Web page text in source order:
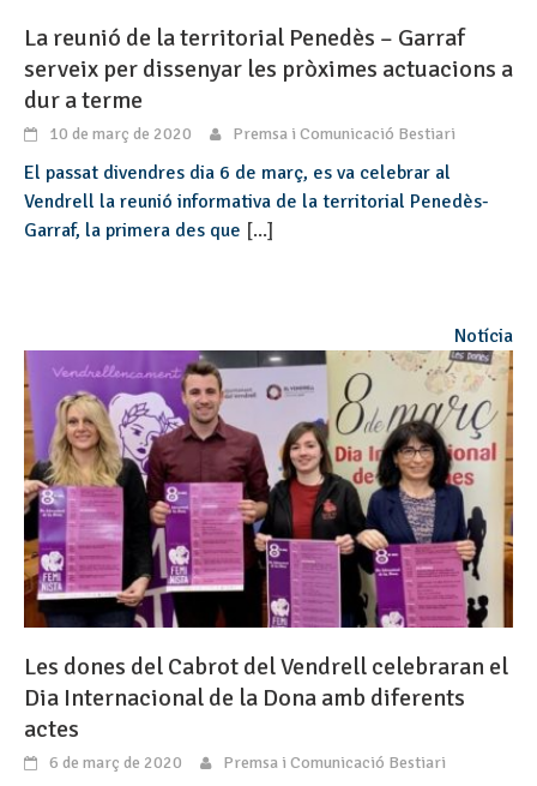
La reunió de la territorial Penedès – Garraf
serveix per dissenyar les pròximes actuacions a
dur a terme
10 de març de 2020 Premsa i Comunicació Bestiari
El passat divendres dia 6 de març, es va celebrar al
Vendrell la reunió informativa de la territorial Penedès-
Garraf, la primera des que [...]
Notícia
Les dones del Cabrot del Vendrell celebraran el
Dia Internacional de la Dona amb diferents
actes
6 de març de 2020 Premsa i Comunicació Bestiari